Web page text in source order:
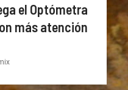
el Optómetra
más atención